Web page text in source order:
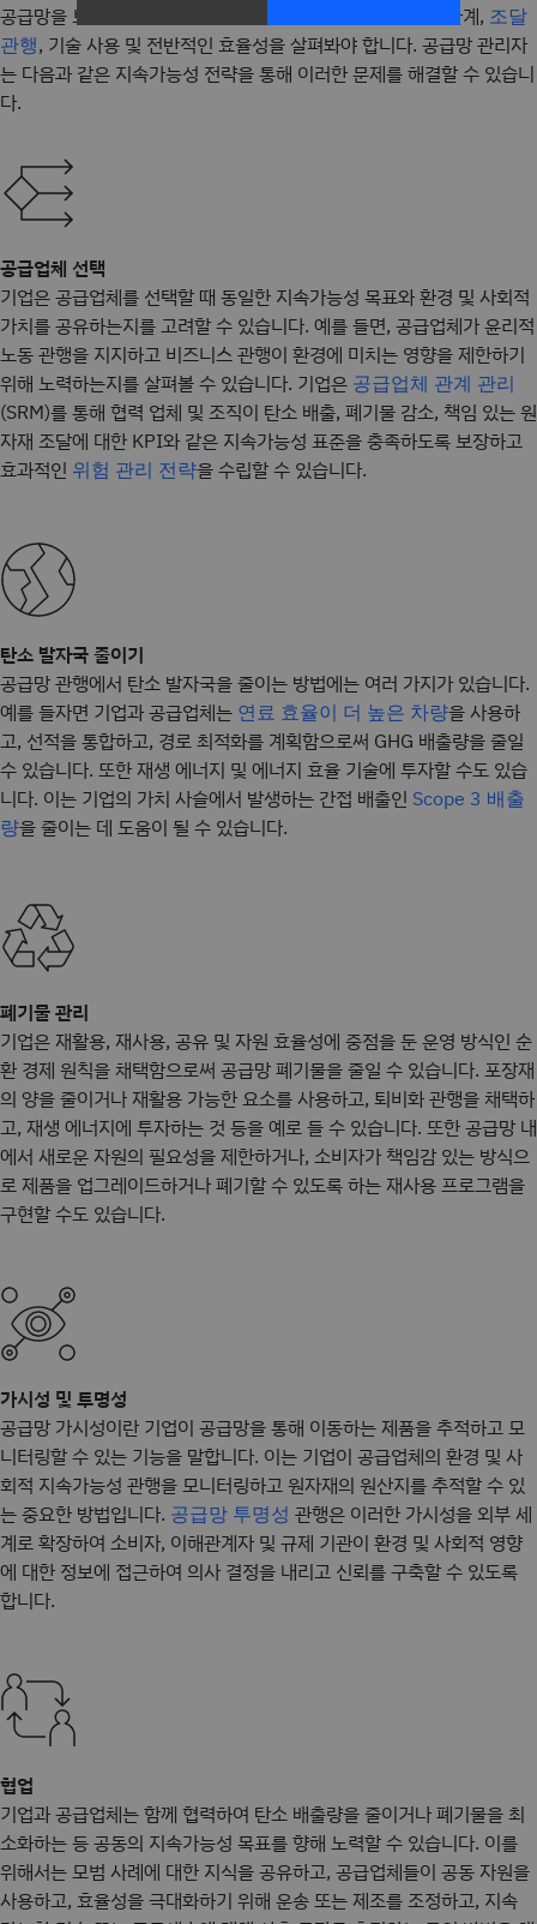
공급망을 보다 지속 가능하게 만들려면 환경 영향, 공급업체 관계, 조달
관행, 기술 사용 및 전반적인 효율성을 살펴봐야 합니다. 공급망 관리자
는 다음과 같은 지속가능성 전략을 통해 이러한 문제를 해결할 수 있습니
다.
공급업체 선택
기업은 공급업체를 선택할 때 동일한 지속가능성 목표와 환경 및 사회적
가치를 공유하는지를 고려할 수 있습니다. 예를 들면, 공급업체가 윤리적
노동 관행을 지지하고 비즈니스 관행이 환경에 미치는 영향을 제한하기
위해 노력하는지를 살펴볼 수 있습니다. 기업은 공급업체 관계 관리
(SRM)를 통해 협력 업체 및 조직이 탄소 배출, 폐기물 감소, 책임 있는 원
자재 조달에 대한 KPI와 같은 지속가능성 표준을 충족하도록 보장하고
효과적인 위험 관리 전략을 수립할 수 있습니다.
탄소 발자국 줄이기
공급망 관행에서 탄소 발자국을 줄이는 방법에는 여러 가지가 있습니다.
예를 들자면 기업과 공급업체는 연료 효율이 더 높은 차량을 사용하
고, 선적을 통합하고, 경로 최적화를 계획함으로써 GHG 배출량을 줄일
수 있습니다. 또한 재생 에너지 및 에너지 효율 기술에 투자할 수도 있습
니다. 이는 기업의 가치 사슬에서 발생하는 간접 배출인 Scope 3 배출
량을 줄이는 데 도움이 될 수 있습니다.
폐기물 관리
기업은 재활용, 재사용, 공유 및 자원 효율성에 중점을 둔 운영 방식인 순
환 경제 원칙을 채택함으로써 공급망 폐기물을 줄일 수 있습니다. 포장재
의 양을 줄이거나 재활용 가능한 요소를 사용하고, 퇴비화 관행을 채택하
고, 재생 에너지에 투자하는 것 등을 예로 들 수 있습니다. 또한 공급망 내
에서 새로운 자원의 필요성을 제한하거나, 소비자가 책임감 있는 방식으
로 제품을 업그레이드하거나 폐기할 수 있도록 하는 재사용 프로그램을
구현할 수도 있습니다.
가시성 및 투명성
공급망 가시성이란 기업이 공급망을 통해 이동하는 제품을 추적하고 모
니터링할 수 있는 기능을 말합니다. 이는 기업이 공급업체의 환경 및 사
회적 지속가능성 관행을 모니터링하고 원자재의 원산지를 추적할 수 있
는 중요한 방법입니다. 공급망 투명성 관행은 이러한 가시성을 외부 세
계로 확장하여 소비자, 이해관계자 및 규제 기관이 환경 및 사회적 영향
에 대한 정보에 접근하여 의사 결정을 내리고 신뢰를 구축할 수 있도록
합니다.
협업
기업과 공급업체는 함께 협력하여 탄소 배출량을 줄이거나 폐기물을 최
소화하는 등 공동의 지속가능성 목표를 향해 노력할 수 있습니다. 이를
위해서는 모범 사례에 대한 지식을 공유하고, 공급업체들이 공동 자원을
사용하고, 효율성을 극대화하기 위해 운송 또는 제조를 조정하고, 지속